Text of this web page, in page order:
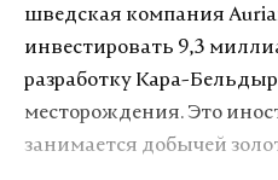
шведская компания
инвестировать 9,3
разработку Кара-
месторождения. Это
занимается добычей